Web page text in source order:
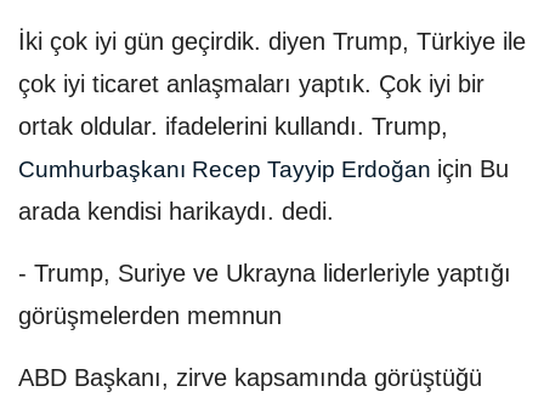
İki çok iyi gün geçirdik. diyen Trump, Türkiye ile
çok iyi ticaret anlaşmaları yaptık. Çok iyi bir
ortak oldular. ifadelerini kullandı. Trump,
Cumhurbaşkanı Recep Tayyip Erdoğan için Bu
arada kendisi harikaydı. dedi.
- Trump, Suriye ve Ukrayna liderleriyle yaptığı
görüşmelerden memnun
ABD Başkanı, zirve kapsamında görüştüğü